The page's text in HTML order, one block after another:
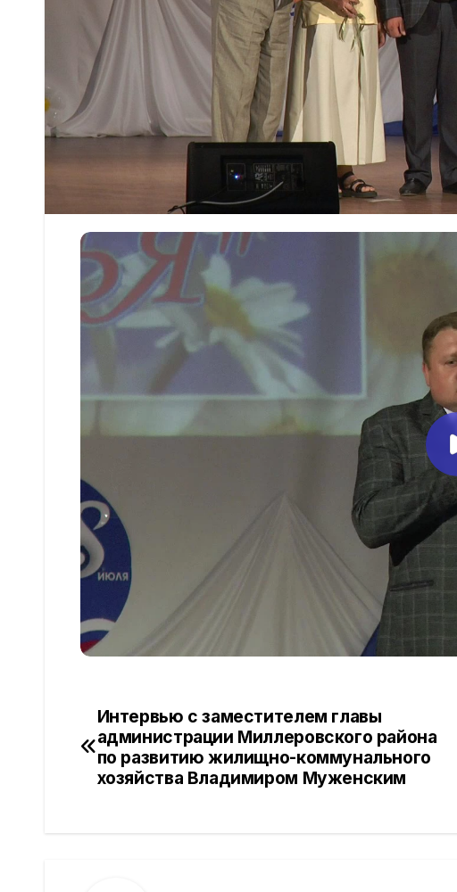
Навигация
по
Интервью с заместителем главы
администрации Миллеровского района
по развитию жилищно-коммунального
хозяйства Владимиром Муженским